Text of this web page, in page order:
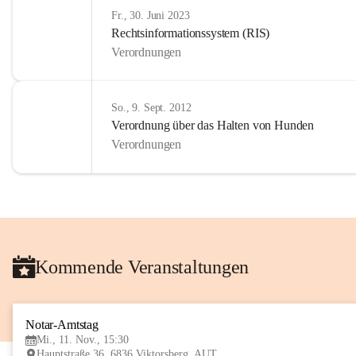
Fr., 30. Juni 2023
Rechtsinformationssystem (RIS)
Verordnungen
So., 9. Sept. 2012
Verordnung über das Halten von Hunden
Verordnungen
Kommende Veranstaltungen
Notar-Amtstag
Mi., 11. Nov., 15:30